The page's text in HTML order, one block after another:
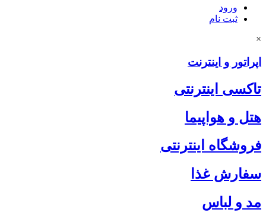
ورود
ثبت نام
×
اپراتور و اینترنت
تاکسی اینترنتی
هتل و هواپیما
فروشگاه اینترنتی
سفارش غذا
مد و لباس